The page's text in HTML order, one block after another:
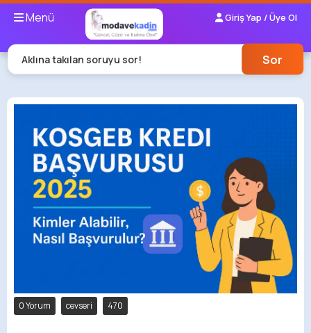
Menü Giriş Yap / Üye Ol
Aklına takılan soruyu sor! Sor
0 Yorum cevseri 470